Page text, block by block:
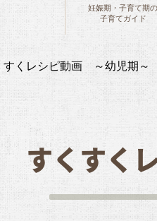
妊娠期・子育て期の
子育てガイド
すくレシピ動画 ～幼児期～
すくすく